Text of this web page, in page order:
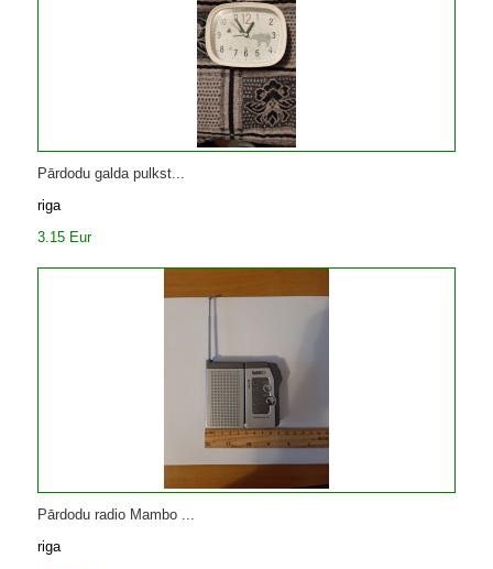
Pārdodu galda pulkst...
riga
3.15 Eur
Pārdodu radio Mambo ...
riga